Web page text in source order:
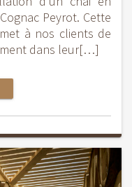
Peyrot. Cette
à nos clients de
dans leur[…]